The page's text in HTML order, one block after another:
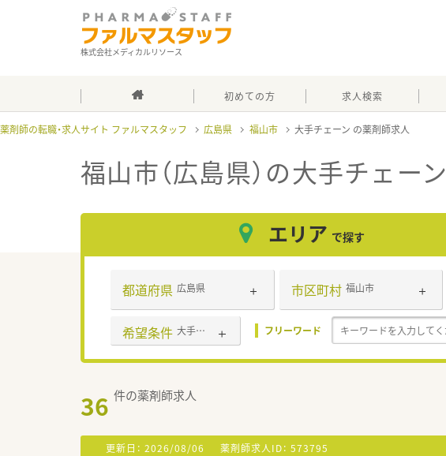
株式会社メディカルリソース
初めての方 求人検索
薬剤師の転職・求人サイト ファルマスタッフ 広島県 福山市 大手チェーン
福山市（広島県）の大手チェーン
エリア で探す
都道府県 広島県 市区町村 福山市
希望条件 大手チェーン フリーワード
36 件の薬剤師求人
更新日： 2026/08/06 薬剤師求人ID： 573795